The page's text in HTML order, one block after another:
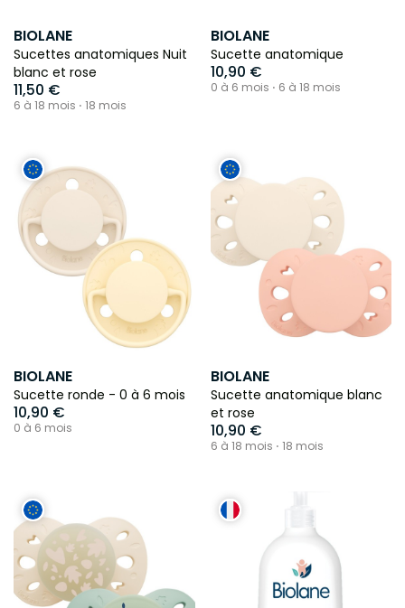
BIOLANE
Sucettes anatomiques Nuit
blanc et rose
11,50 €
6 à 18 mois ⋅ 18 mois
BIOLANE
Sucette anatomique
10,90 €
0 à 6 mois ⋅ 6 à 18 mois
BIOLANE
Sucette ronde - 0 à 6 mois
10,90 €
0 à 6 mois
BIOLANE
Sucette anatomique blanc
et rose
10,90 €
6 à 18 mois ⋅ 18 mois